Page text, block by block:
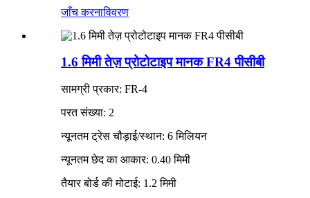
जाँच करनाविवरण
1.6 मिमी तेज़ प्रोटोटाइप मानक FR4 पीसीबी
सामग्री प्रकार: FR-4
परत संख्या: 2
न्यूनतम ट्रेस चौड़ाई/स्थान: 6 मिलियन
न्यूनतम छेद का आकार: 0.40 मिमी
तैयार बोर्ड की मोटाई: 1.2 मिमी